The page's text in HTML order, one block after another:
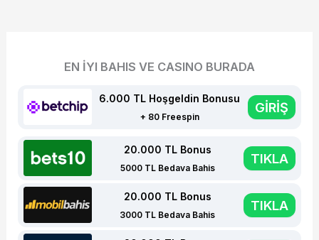
EN İYI BAHIS VE CASINO BURADA
6.000 TL Hoşgeldin Bonusu
+ 80 Freespin
GİRİŞ
20.000 TL Bonus
5000 TL Bedava Bahis
TIKLA
20.000 TL Bonus
3000 TL Bedava Bahis
TIKLA